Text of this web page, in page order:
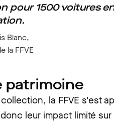
pour 1500 voitures
Blanc,
la FFVE
patrimoine
la FFVE s'est
leur impact limité sur